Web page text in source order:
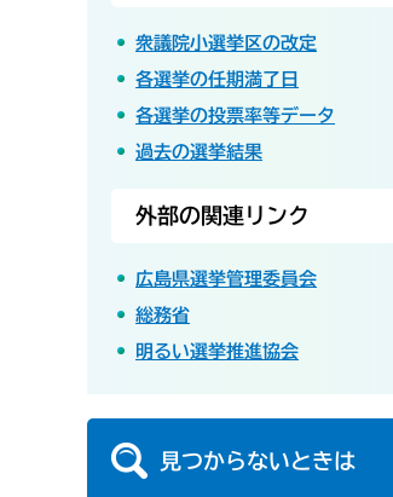
衆議院小選挙区の改定
各選挙の任期満了日
各選挙の投票率等データ
過去の選挙結果
外部の関連リンク
広島県選挙管理委員会
総務省
明るい選挙推進協会
見つからないときは